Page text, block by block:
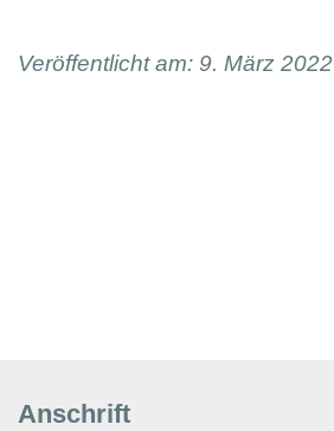
Veröffentlicht am: 9. März 2022
Anschrift